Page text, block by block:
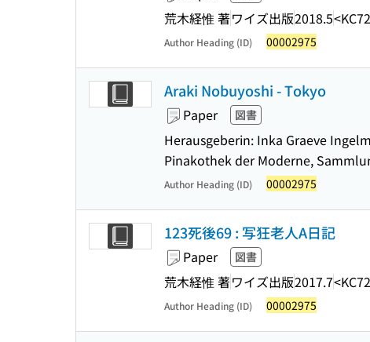
荒木経惟 著ワイズ出版2018.5
Author Heading (ID) 00002975
Araki Nobuyoshi - Tokyo
Paper 図書
Herausgeberin: Inka Graeve
Pinakothek der Moderne,
Author Heading (ID) 00002975
123死後69 : 写狂老人A日記
Paper 図書
荒木経惟 著ワイズ出版2017.7
Author Heading (ID) 00002975